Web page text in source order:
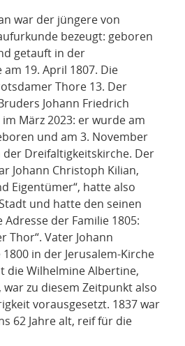
war der jüngere von
bezeugt: geboren
getauft in der
19. April 1807. Die
Thore 13. Der
Johann Friedrich
März 2023: er wurde am
und am 3. November
Dreifaltigkeitskirche. Der
Johann Christoph Kilian,
Eigentümer“, hatte also
und hatte den seinen
der Familie 1805:
Thor“. Vater Johann
in der Jerusalem-Kirche
die Wilhelmine Albertine,
zu diesem Zeitpunkt also
vorausgesetzt. 1837 war
62 Jahre alt, reif für die